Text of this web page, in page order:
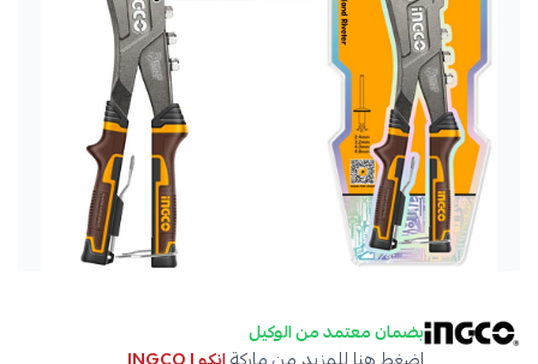
بضمان معتمد من الوكيل